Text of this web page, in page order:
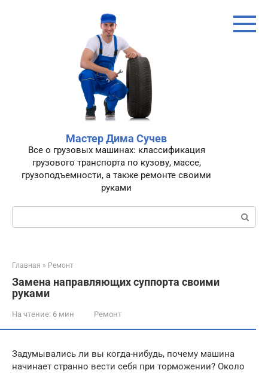
Мастер Дима Сучев
Все о грузовых машинах: классификация
грузового транспорта по кузову, массе,
грузоподъемности, а также ремонте своими
руками
Поиск:
Главная » Ремонт
Замена направляющих суппорта своими
руками
На чтение: 6 мин Ремонт
Задумывались ли вы когда-нибудь, почему машина
начинает странно вести себя при торможении? Около